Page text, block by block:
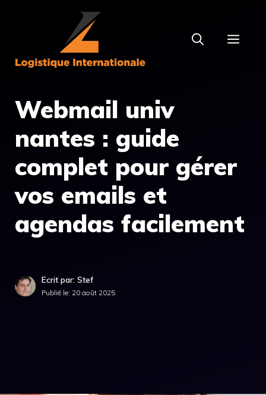
Webmail univ
nantes : guide
complet pour gérer
vos emails et
agendas facilement
Ecrit par: Stef
Publié le: 20 août 2025